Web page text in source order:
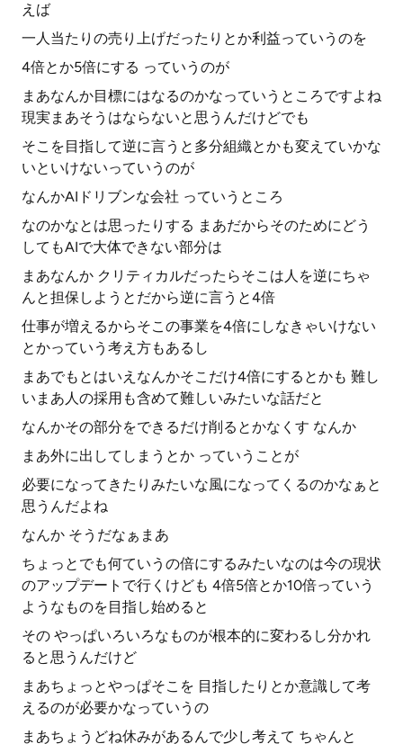
えば
一人当たりの売り上げだったりとか利益っていうのを
4倍とか5倍にする っていうのが
まあなんか目標にはなるのかなっていうところですよね
現実まあそうはならないと思うんだけどでも
そこを目指して逆に言うと多分組織とかも変えていかな
いといけないっていうのが
なんかAIドリブンな会社 っていうところ
なのかなとは思ったりする まあだからそのためにどう
してもAIで大体できない部分は
まあなんか クリティカルだったらそこは人を逆にちゃ
んと担保しようとだから逆に言うと4倍
仕事が増えるからそこの事業を4倍にしなきゃいけない
とかっていう考え方もあるし
まあでもとはいえなんかそこだけ4倍にするとかも 難し
いまあ人の採用も含めて難しいみたいな話だと
なんかその部分をできるだけ削るとかなくす なんか
まあ外に出してしまうとか っていうことが
必要になってきたりみたいな風になってくるのかなぁと
思うんだよね
なんか そうだなぁまあ
ちょっとでも何ていうの倍にするみたいなのは今の現状
のアップデートで行くけども 4倍5倍とか10倍っていう
ようなものを目指し始めると
その やっぱいろいろなものが根本的に変わるし分かれ
ると思うんだけど
まあちょっとやっぱそこを 目指したりとか意識して考
えるのが必要かなっていうの
まあちょうどね休みがあるんで少し考えて ちゃんと